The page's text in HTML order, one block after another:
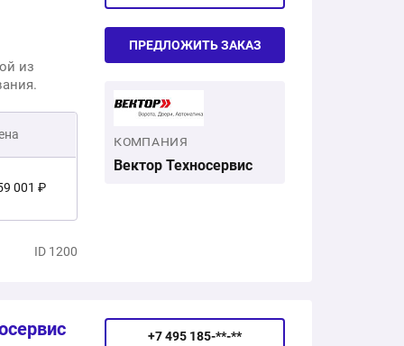
из
001 ₽
ID 1200
ПРЕДЛОЖИТЬ ЗАКАЗ
КОМПАНИЯ
Вектор Техносервис
+7 495 185-**-**